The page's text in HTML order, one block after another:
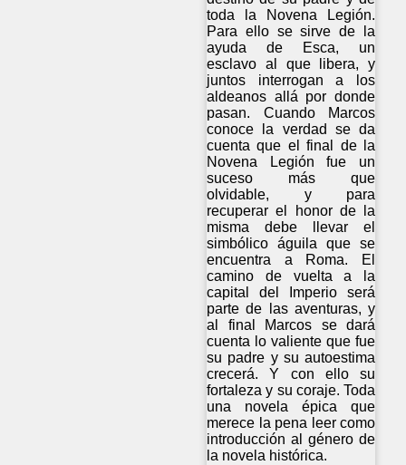
toda la Novena Legión.
Para ello se sirve de la
ayuda de Esca, un
esclavo al que libera, y
juntos interrogan a los
aldeanos allá por donde
pasan. Cuando Marcos
conoce la verdad se da
cuenta que el final de la
Novena Legión fue un
suceso más que
olvidable, y para
recuperar el honor de la
misma debe llevar el
simbólico águila que se
encuentra a Roma. El
camino de vuelta a la
capital del Imperio será
parte de las aventuras, y
al final Marcos se dará
cuenta lo valiente que fue
su padre y su autoestima
crecerá. Y con ello su
fortaleza y su coraje. Toda
una novela épica que
merece la pena leer como
introducción al género de
la novela histórica.